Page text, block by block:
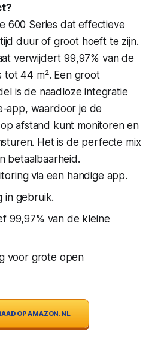
600 Series dat effectieve
duur of groot hoeft te zijn.
verwijdert 99,97% van de
tot 44 m². Een groot
is de naadloze integratie
app, waardoor je de
afstand kunt monitoren en
Het is de perfecte mix
betaalbaarheid.
via een handige app.
in gebruik.
99,97% van de kleine
voor grote open
OP AMAZON.NL